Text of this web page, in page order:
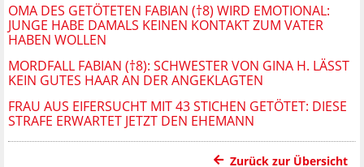
OMA DES GETÖTETEN FABIAN (†8) WIRD EMOTIONAL:
JUNGE HABE DAMALS KEINEN KONTAKT ZUM VATER
HABEN WOLLEN
MORDFALL FABIAN (†8): SCHWESTER VON GINA H. LÄSST
KEIN GUTES HAAR AN DER ANGEKLAGTEN
FRAU AUS EIFERSUCHT MIT 43 STICHEN GETÖTET: DIESE
STRAFE ERWARTET JETZT DEN EHEMANN
Zurück zur Übersicht